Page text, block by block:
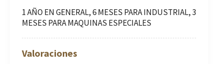
1 AÑO EN GENERAL, 6 MESES PARA INDUSTRIAL, 3
MESES PARA MAQUINAS ESPECIALES
Valoraciones